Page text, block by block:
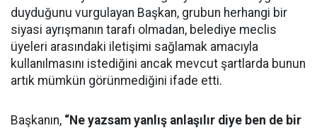
duyduğunu vurgulayan Başkan, grubun herhangi bir
siyasi ayrışmanın tarafı olmadan, belediye meclis
üyeleri arasındaki iletişimi sağlamak amacıyla
kullanılmasını istediğini ancak mevcut şartlarda bunun
artık mümkün görünmediğini ifade etti.
Başkanın, “Ne yazsam yanlış anlaşılır diye ben de bir